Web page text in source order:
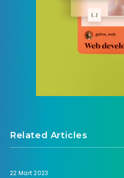
Related Articles
22 Mart 2023